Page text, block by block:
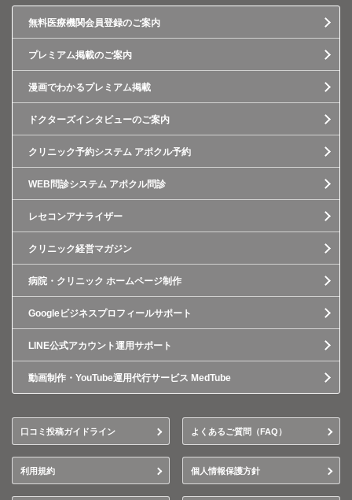
無料医療機関会員登録のご案内
プレミアム掲載のご案内
漫画でわかるプレミアム掲載
ドクターズインタビューのご案内
クリニック予約システム アポクル予約
WEB問診システム アポクル問診
レセコンアナライザー
クリニック経営マガジン
病院・クリニック ホームページ制作
Googleビジネスプロフィールサポート
LINE公式アカウント運用サポート
動画制作・YouTube運用代行サービス MedTube
口コミ投稿ガイドライン よくあるご質問（FAQ）
利用規約 個人情報保護方針